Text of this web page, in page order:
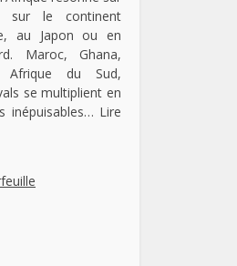
sur le continent
au Japon ou en
Maroc, Ghana,
Afrique du Sud,
se multiplient en
inépuisables… Lire